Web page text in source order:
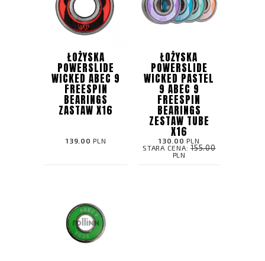
ŁOŻYSKA
POWERSLIDE
WICKED ABEC 9
FREESPIN
BEARINGS
ZASTAW X16
139.00 PLN
ŁOŻYSKA
POWERSLIDE
WICKED PASTEL
9 ABEC 9
FREESPIN
BEARINGS
ZESTAW TUBE
X16
130.00 PLN
STARA CENA: 155.00
PLN